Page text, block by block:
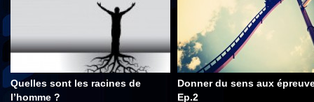
Quelles sont les racines de
l’homme ?
Donner du sens aux
Ep.2